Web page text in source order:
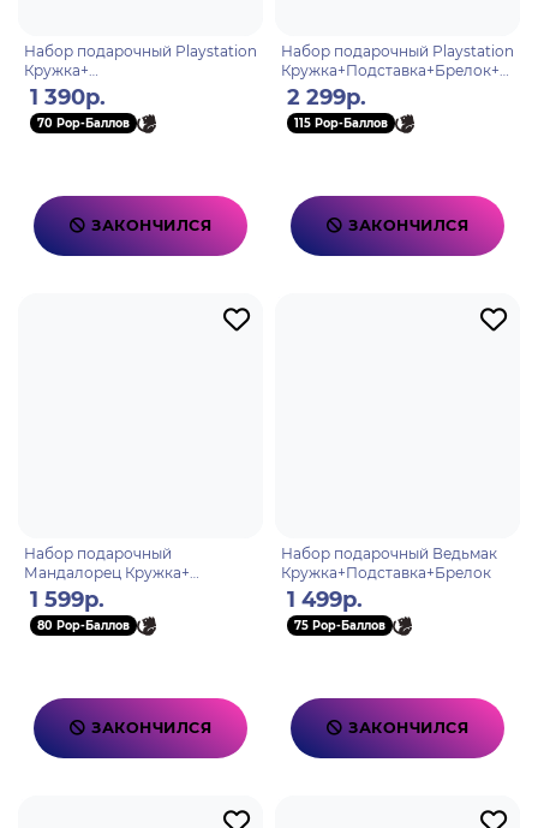
Набор подарочный Playstation
Кружка+
Подстаканник+Брелок
1 390р.
70 Pop-Баллов
ЗАКОНЧИЛСЯ
Набор подарочный Playstation
Кружка+Подставка+Брелок+Б
локнот
2 299р.
115 Pop-Баллов
ЗАКОНЧИЛСЯ
Набор подарочный
Мандалорец Кружка+
Подстаканник+Брелок
1 599р.
80 Pop-Баллов
ЗАКОНЧИЛСЯ
Набор подарочный Ведьмак
Кружка+Подставка+Брелок
1 499р.
75 Pop-Баллов
ЗАКОНЧИЛСЯ